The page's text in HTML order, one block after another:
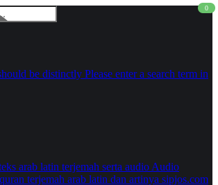
be distinctly Please enter a search term in
arab latin terjemah serta audio Audio
0